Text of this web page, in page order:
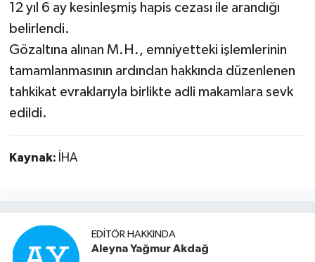
12 yıl 6 ay kesinleşmiş hapis cezası ile arandığı
belirlendi.
Gözaltına alınan M.H., emniyetteki işlemlerinin
tamamlanmasının ardından hakkında düzenlenen
tahkikat evraklarıyla birlikte adli makamlara sevk
edildi.
Kaynak: İHA
EDITÖR HAKKINDA
Aleyna Yağmur Akdağ